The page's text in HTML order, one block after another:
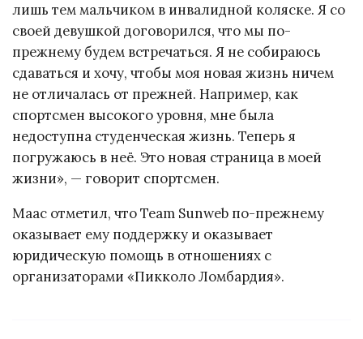
лишь тем мальчиком в инвалидной коляске. Я со
своей девушкой договорился, что мы по-
прежнему будем встречаться. Я не собираюсь
сдаваться и хочу, чтобы моя новая жизнь ничем
не отличалась от прежней. Например, как
спортсмен высокого уровня, мне была
недоступна студенческая жизнь. Теперь я
погружаюсь в неё. Это новая страница в моей
жизни», — говорит спортсмен.
Маас отметил, что Team Sunweb по-прежнему
оказывает ему поддержку и оказывает
юридическую помощь в отношениях с
организаторами «Пикколо Ломбардия».